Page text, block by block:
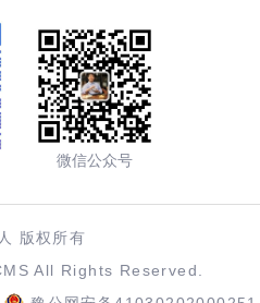
微信公众号
版权所有
All Rights Reserved.